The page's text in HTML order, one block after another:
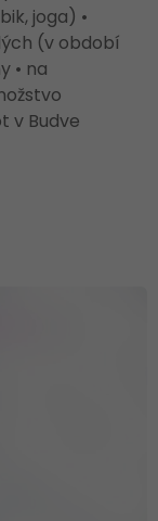
joga) •
(v období
• na
v Budve